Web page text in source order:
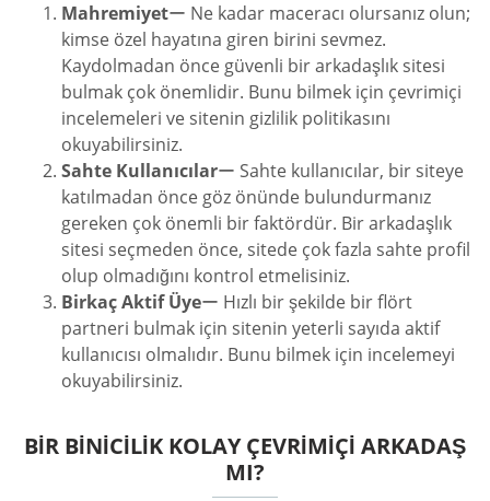
Mahremiyetー Ne kadar maceracı olursanız olun;
kimse özel hayatına giren birini sevmez.
Kaydolmadan önce güvenli bir arkadaşlık sitesi
bulmak çok önemlidir. Bunu bilmek için çevrimiçi
incelemeleri ve sitenin gizlilik politikasını
okuyabilirsiniz.
Sahte Kullanıcılarー Sahte kullanıcılar, bir siteye
katılmadan önce göz önünde bulundurmanız
gereken çok önemli bir faktördür. Bir arkadaşlık
sitesi seçmeden önce, sitede çok fazla sahte profil
olup olmadığını kontrol etmelisiniz.
Birkaç Aktif Üyeー Hızlı bir şekilde bir flört
partneri bulmak için sitenin yeterli sayıda aktif
kullanıcısı olmalıdır. Bunu bilmek için incelemeyi
okuyabilirsiniz.
BIR BINICILIK KOLAY ÇEVRIMIÇI ARKADAŞ
MI?